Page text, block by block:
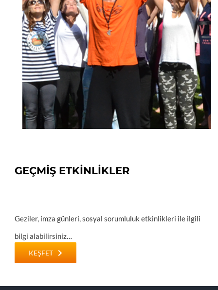
GEÇMİŞ ETKİNLİKLER
Geziler, imza günleri, sosyal sorumluluk etkinlikleri ile ilgili
bilgi alabilirsiniz…
KEŞFET